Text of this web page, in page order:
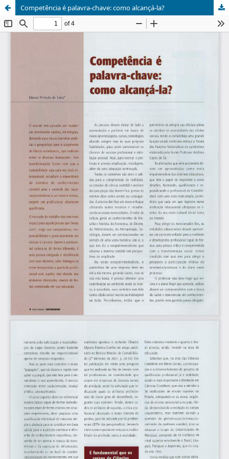
Competência é palavra-chave: como alcançá-la?